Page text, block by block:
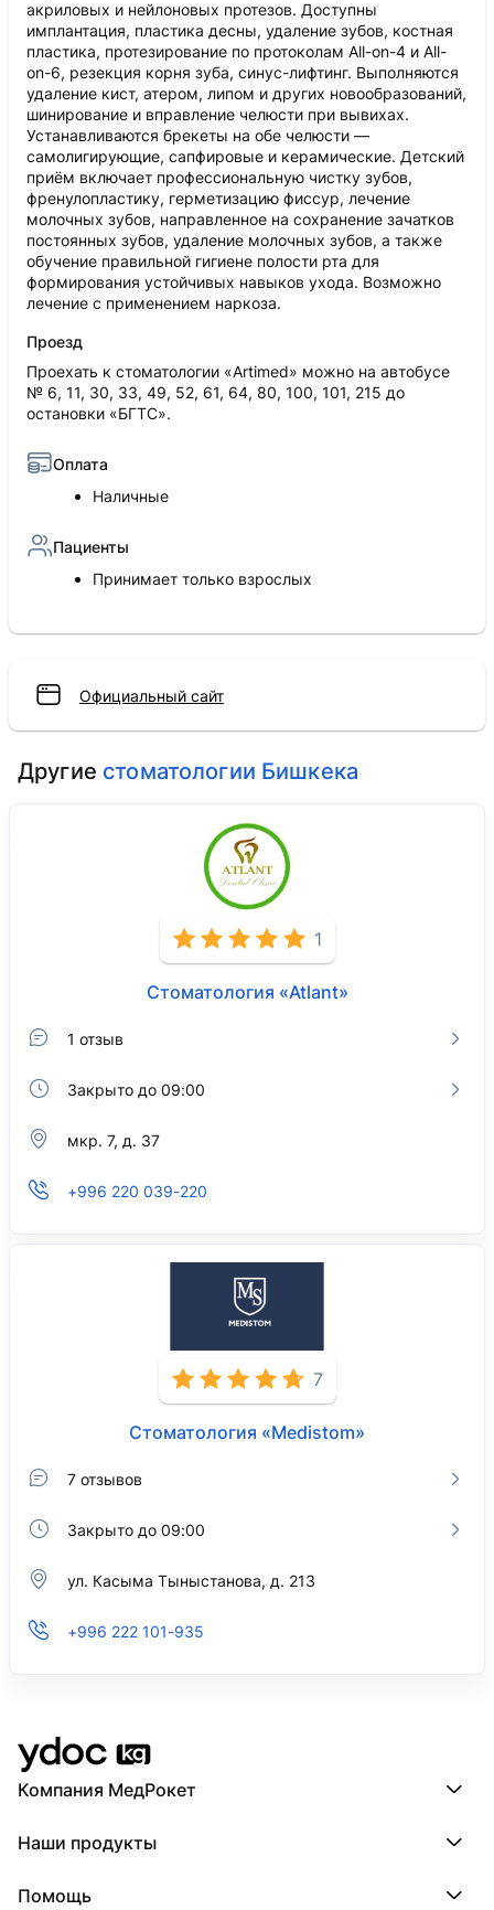
акриловых и нейлоновых протезов. Доступны
имплантация, пластика десны, удаление зубов, костная
пластика, протезирование по протоколам All-on-4 и All-
on-6, резекция корня зуба, синус-лифтинг. Выполняются
удаление кист, атером, липом и других новообразований,
шинирование и вправление челюсти при вывихах.
Устанавливаются брекеты на обе челюсти —
самолигирующие, сапфировые и керамические. Детский
приём включает профессиональную чистку зубов,
френулопластику, герметизацию фиссур, лечение
молочных зубов, направленное на сохранение зачатков
постоянных зубов, удаление молочных зубов, а также
обучение правильной гигиене полости рта для
формирования устойчивых навыков ухода. Возможно
лечение с применением наркоза.
Проезд
Проехать к стоматологии «Artimed» можно на автобусе
№ 6, 11, 30, 33, 49, 52, 61, 64, 80, 100, 101, 215 до
остановки «БГТС».
Оплата
Наличные
Пациенты
Принимает только взрослых
Официальный сайт
Другие стоматологии Бишкека
1
Стоматология «Atlant»
1 отзыв
Закрыто до 09:00
мкр. 7, д. 37
+996 220 039-220
7
Стоматология «Medistom»
7 отзывов
Закрыто до 09:00
ул. Касыма Тыныстанова, д. 213
+996 222 101-935
Компания МедРокет
О YDoc
Наши продукты
ПроТаблетки
Помощь